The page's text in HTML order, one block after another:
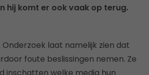
hij komt er ook vaak op terug.
Onderzoek laat namelijk zien dat
foute beslissingen nemen. Ze
inschatten welke media hun